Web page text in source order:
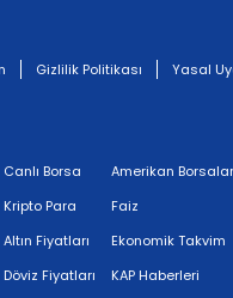
Gizlilik Politikası Yasal
Canlı Borsa
Kripto Para
Altın Fiyatları
Döviz Fiyatları
Amerikan
Faiz
Ekonomik Takvim
KAP Haberleri